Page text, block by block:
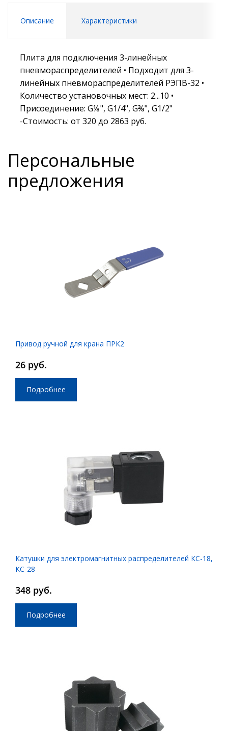
Описание Характеристики
Плита для подключения 3-линейных
пневмораспределителей • Подходит для 3-
линейных пневмораспределителей РЭПВ-32 •
Количество установочных мест: 2...10 •
Присоединение: G⅛", G1/4", G⅜", G1/2"
-Стоимость: от 320 до 2863 руб.
Персональные
предложения
Привод ручной для крана ПРК2
26 руб.
Подробнее
Катушки для электромагнитных распределителей КС-18,
КС-28
348 руб.
Подробнее